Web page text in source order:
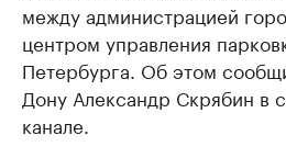
между администрацией
центром управления
Петербурга. Об этом
Дону Александр Скрябин в
канале.